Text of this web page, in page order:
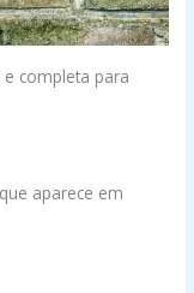
completa para
aparece em